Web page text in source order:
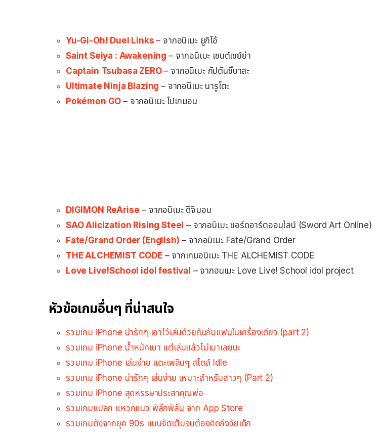
Yu-Gi-Oh! Duel Links – จากอนิเมะ ยูกิโอ้
Saint Seiya : Awakening – จากอนิเมะ เซนต์เซย์ย่า
Captain Tsubasa ZERO– จากอนิเมะ กัปตันซึบาสะ
Ultimate Ninja Blazing – จากอนิเมะ นารูโตะ
Pokémon GO – จากอนิเมะ โปเกมอน
DIGIMON ReArise – จากอนิเมะ ดิจิมอน
SAO Alicization Rising Steel – จากอนิเมะ ซอร์ดอาร์ตออนไลน์ (Sword Art Online)
Fate/Grand Order (English) – จากอนิเมะ Fate/Grand Order
THE ALCHEMIST CODE– จากเกมอนิเมะ THE ALCHEMIST CODE
Love Live!School idol festival – จากอนเมะ Love Live! School idol project
หัวข้อเกมอื่นๆ ที่น่าสนใจ
รวมเกม iPhone น่ารักๆ เอาไว้เล่นด้วยกันกับแฟนในเครื่องเดียว (part 2)
รวมเกม iPhone น้ำหนักเบา แต่เล่นแล้วไม่เบาเลยนะ
รวมเกม iPhone เล่นง่าย แตะเพลินๆ สไตล์ Idle
รวมเกม iPhone น่ารักๆ เล่นง่าย เหมาะสำหรับสาวๆ (Part 2)
รวมเกม iPhone สุดหรรษาประสาคุณพ่อ
รวมเกมแปลก แหวกแนว พิลึกพิลั่น จาก App Store
รวมเกมดังจากยุค 90s แบบจัดเต็มจนต้องคิดถึงวัยเด็ก